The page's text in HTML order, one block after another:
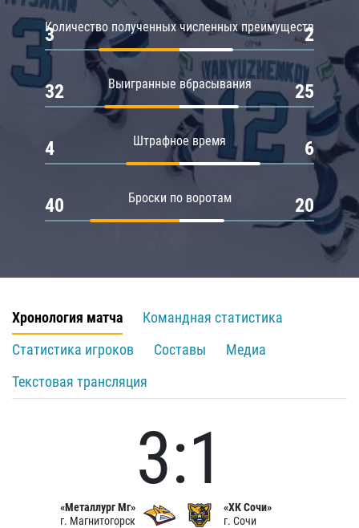
Количество полученных численных преимуществ
3 2
Выигранные вбрасывания
32 25
Штрафное время
4 6
Броски по воротам
40 20
Хронология матча
Командная статистика
Статистика игроков
Составы
Медиа
Текстовая трансляция
«Металлург Мг»
г. Магнитогорск
3:1
«ХК Сочи»
г. Сочи